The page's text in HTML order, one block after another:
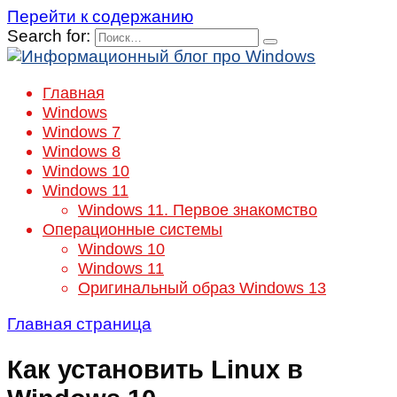
Перейти к содержанию
Search for:
Главная
Windows
Windows 7
Windows 8
Windows 10
Windows 11
Windows 11. Первое знакомство
Операционные системы
Windows 10
Windows 11
Оригинальный образ Windows 13
Главная страница
Как установить Linux в